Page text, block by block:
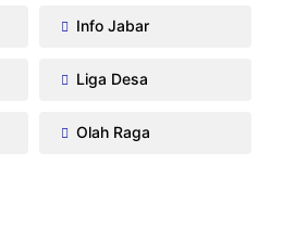
Info Jabar
Liga Desa
Olah Raga